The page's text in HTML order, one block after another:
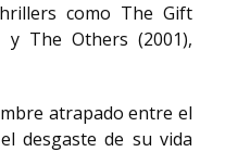
como The Gift
y The Others (2001),
atrapado entre el
desgaste de su vida